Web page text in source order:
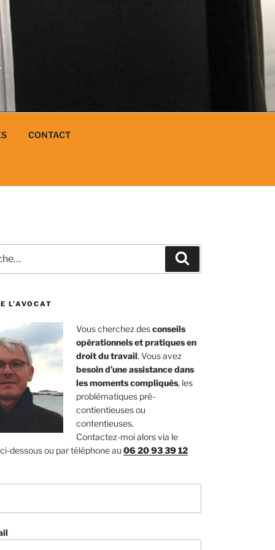
CONTACT
L’AVOCAT
Vous cherchez desconseils
opérationnels et pratiques en
droit du travail. Vous avez
besoin d’une assistance dans
les moments compliqués, les
problématiques pré-
contientieuses ou
contentieuses.
Contactez-moi alors via le
dessous ou par téléphone au 06 20 93 39 12